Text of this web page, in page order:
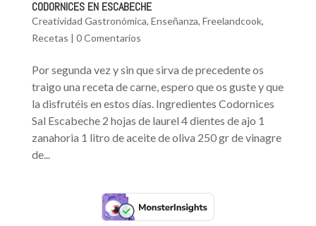
CODORNICES EN ESCABECHE
Creatividad Gastronómica, Enseñanza, Freelandcook,
Recetas | 0 Comentarios
Por segunda vez y sin que sirva de precedente os
traigo una receta de carne, espero que os guste y que
la disfrutéis en estos días. Ingredientes Codornices
Sal Escabeche 2 hojas de laurel 4 dientes de ajo 1
zanahoria 1 litro de aceite de oliva 250 gr de vinagre
de...